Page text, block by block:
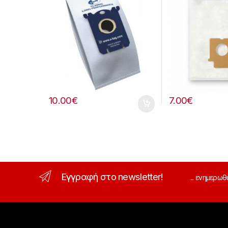
10.00€ 7.00€
Εγγραφή στο newsletter! ...